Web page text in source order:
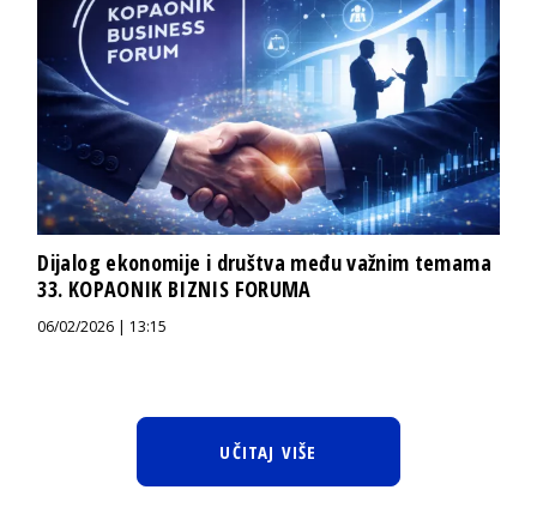
Dijalog ekonomije i društva među važnim temama
33. KOPAONIK BIZNIS FORUMA
06/02/2026 | 13:15
UČITAJ VIŠE